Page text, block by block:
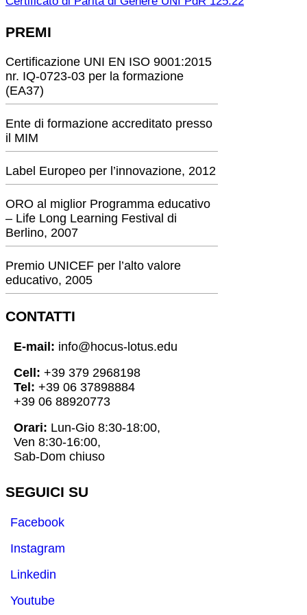
PREMI
Certificazione UNI EN ISO 9001:2015
nr. IQ-0723-03 per la formazione
(EA37)
Ente di formazione accreditato presso
il MIM
Label Europeo per l’innovazione, 2012
ORO al miglior Programma educativo
– Life Long Learning Festival di
Berlino, 2007
Premio UNICEF per l’alto valore
educativo, 2005
CONTATTI
E-mail: info@hocus-lotus.edu
Cell: +39 379 2968198
Tel: +39 06 37898884
+39 06 88920773
Orari: Lun-Gio 8:30-18:00,
Ven 8:30-16:00,
Sab-Dom chiuso
SEGUICI SU
Facebook
Instagram
Linkedin
Youtube